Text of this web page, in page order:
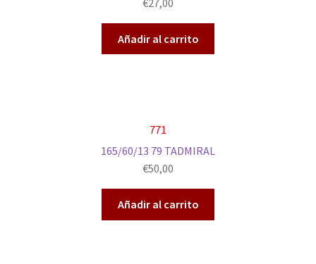
Añadir al carrito
771
165/60/13 79 TADMIRAL
€50,00
Añadir al carrito